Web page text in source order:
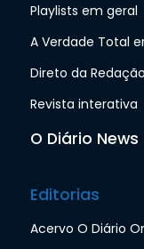
Playlists em geral
A Verdade Total
Direto da Redação
Revista interativa
O Diário News
Editorias
Acervo O Diário